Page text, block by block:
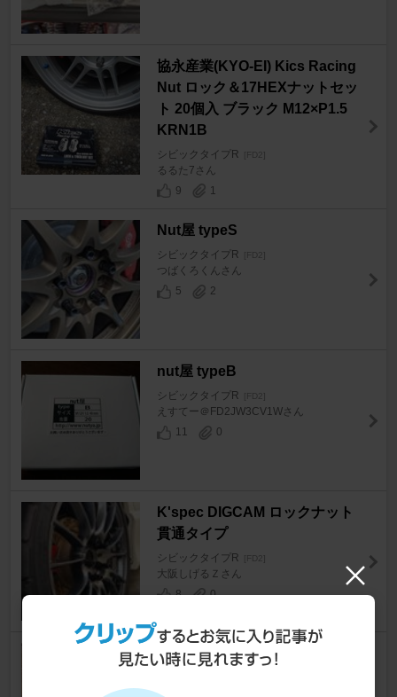
協永産業(KYO-EI) Kics Racing
Nut ロック＆17HEXナットセッ
ト 20個入 ブラック M12×P1.5
KRN1B
シビックタイプR [FD2]
るるた7さん
9
1
Nut屋 typeS
シビックタイプR [FD2]
つばくろくんさん
5
2
nut屋 typeB
シビックタイプR [FD2]
えすてー＠FD2JW3CV1Wさん
11
0
K'spec DIGCAM ロックナット
貫通タイプ
シビックタイプR [FD2]
大阪しげるＺさん
8
0
SHIBATIRE / シバタイヤ R23 3